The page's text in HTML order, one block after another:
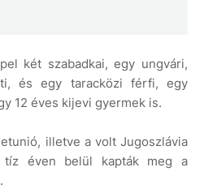
két szabadkai, egy ungvári,
és egy taracközi férfi, egy
12 éves kijevi gyermek is.
illetve a volt Jugoszlávia
tíz éven belül kapták meg a